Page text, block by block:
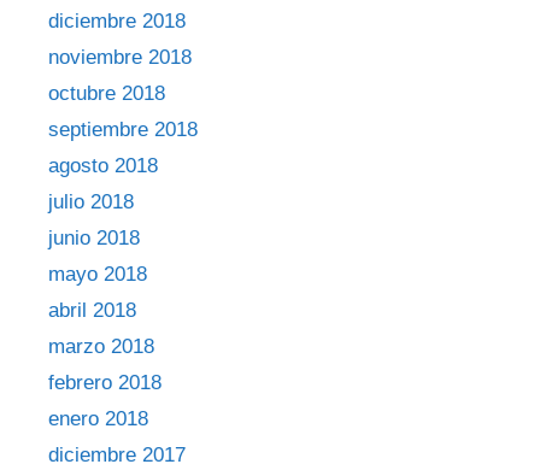
diciembre 2018
noviembre 2018
octubre 2018
septiembre 2018
agosto 2018
julio 2018
junio 2018
mayo 2018
abril 2018
marzo 2018
febrero 2018
enero 2018
diciembre 2017